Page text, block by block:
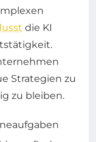
die KI
Strategien zu
zu bleiben.